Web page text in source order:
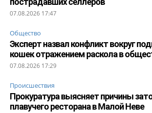
07.08.2026 17:47
Общество
Эксперт назвал конфликт вокруг
кошек отражением раскола в
07.08.2026 17:29
Происшествия
Прокуратура выясняет причины
плавучего ресторана в Малой Неве